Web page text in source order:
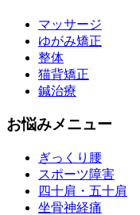
マッサージ
ゆがみ矯正
整体
猫背矯正
鍼治療
お悩みメニュー
ぎっくり腰
スポーツ障害
四十肩・五十肩
坐骨神経痛